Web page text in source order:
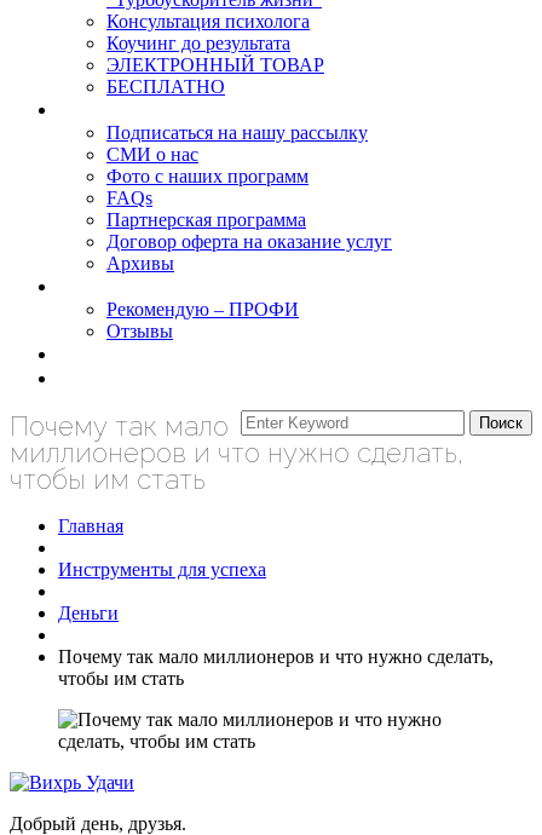
Консультация психолога
Коучинг до результата
ЭЛЕКТРОННЫЙ ТОВАР
БЕСПЛАТНО
Подписаться на нашу рассылку
СМИ о нас
Фото с наших программ
FAQs
Партнерская программа
Договор оферта на оказание услуг
Архивы
Рекомендую – ПРОФИ
Отзывы
Почему так мало
миллионеров и что нужно сделать,
чтобы им стать
Главная
Инструменты для успеха
Деньги
Почему так мало миллионеров и что нужно сделать,
чтобы им стать
Добрый день, друзья.